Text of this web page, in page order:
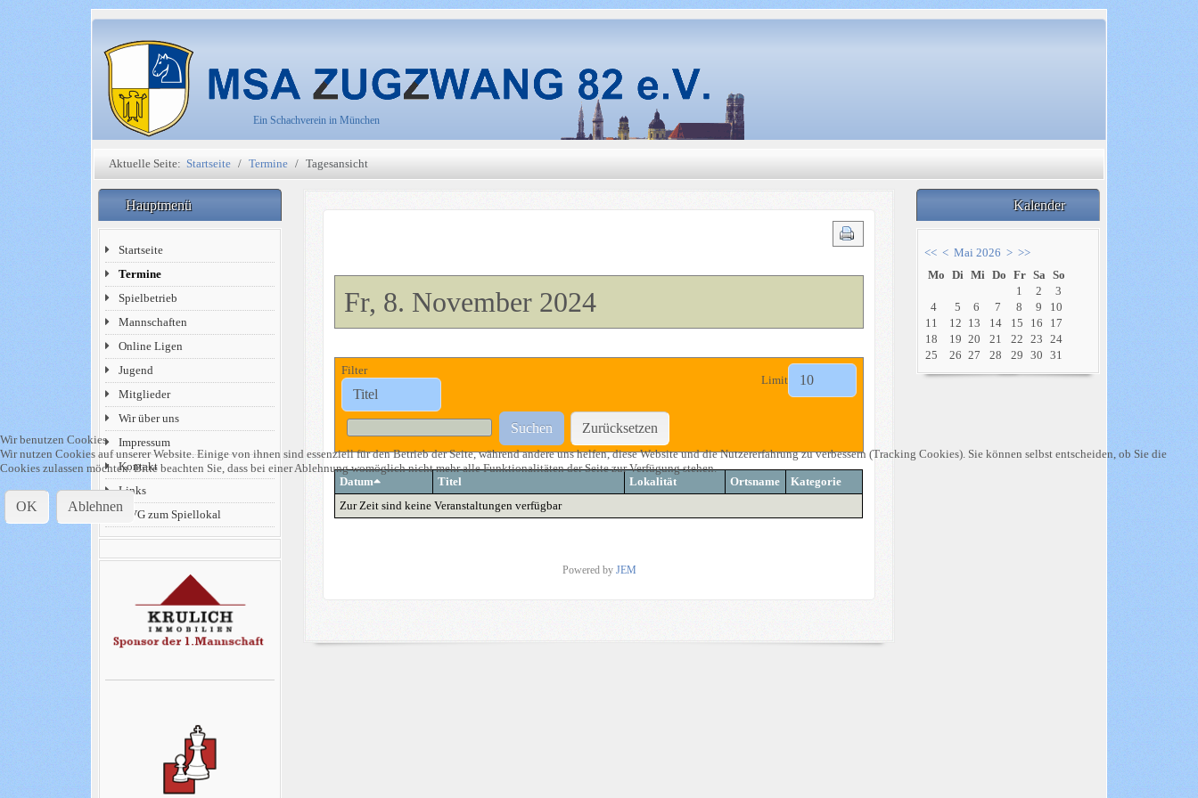
Ein Schachverein in München
Aktuelle Seite:Startseite Termine Tagesansicht
Hauptmenü
Startseite
Termine
Spielbetrieb
Mannschaften
Online Ligen
Jugend
Mitglieder
Wir über uns
Impressum
Kontakt
Links
MVG zum Spiellokal
Kalender
<< < Mai 2026 > >>
Mo Di Mi Do Fr Sa So
1
2
3
4
5 6 7 8 9
10
11
12 13 14 15 16
17
18
19 20 21 22 23 24
25
26 27 28 29 30 31
Fr, 8. November 2024
Filter
Suchen Zurücksetzen
Limit
Datum Titel Lokalität Ortsname
Kategorie
Zur Zeit sind keine Veranstaltungen verfügbar
Powered by JEM
Wir benutzen Cookies
Wir nutzen Cookies auf unserer Website. Einige von ihnen sind essenziell für den Betrieb der Seite, während andere uns helfen, diese Website und die Nutzererfahrung zu verbessern (Tracking Cookies). Sie können selbst entscheiden, ob Sie die
Cookies zulassen möchten. Bitte beachten Sie, dass bei einer Ablehnung womöglich nicht mehr alle Funktionalitäten der Seite zur Verfügung stehen.
OK Ablehnen